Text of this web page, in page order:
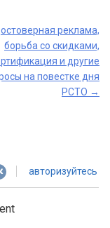
реклама,
борьба со скидками,
и другие
на повестке дня
РСТО →
авторизуйтесь